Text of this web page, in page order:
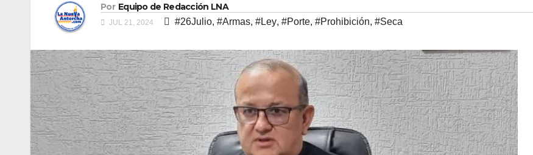
Por Equipo de Redacción LNA
JUL 21, 2024 #26Julio, #Armas, #Ley, #Porte, #Prohibición, #Seca